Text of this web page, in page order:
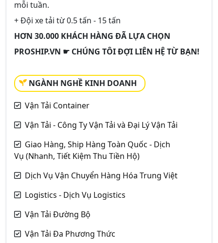
mỗi tuần.
+ Đội xe tải từ 0.5 tấn - 15 tấn
HƠN 30.000 KHÁCH HÀNG ĐÃ LỰA CHỌN
PROSHIP.VN ☛ CHÚNG TÔI ĐỢI LIÊN HỆ TỪ BẠN!
NGÀNH NGHỀ KINH DOANH
Vận Tải Container
Vận Tải - Công Ty Vận Tải và Đại Lý Vận Tải
Giao Hàng, Ship Hàng Toàn Quốc - Dịch
Vụ (Nhanh, Tiết Kiệm Thu Tiền Hộ)
Dịch Vụ Vận Chuyển Hàng Hóa Trung Việt
Logistics - Dịch Vụ Logistics
Vận Tải Đường Bộ
Vận Tải Đa Phương Thức